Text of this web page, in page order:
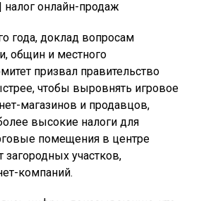
налог онлайн-продаж
года, доклад вопросам
общин и местного
призвал правительство
чтобы выровнять игровое
магазинов и продавцов,
высокие налоги для
помещения в центре
загородных участков,
компаний.